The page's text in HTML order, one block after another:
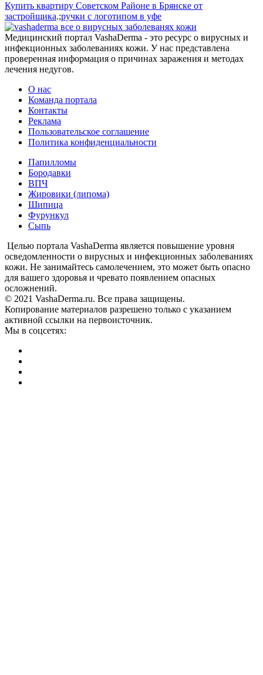
Купить квартиру Советском Районе в Брянске от
застройщика.;ручки с логотипом в уфе
все о вирусных заболеванях кожи
Медицинский портал VashaDerma - это ресурс о вирусных и
инфекционных заболеваниях кожи. У нас представлена
проверенная информация о причинах заражения и методах
лечения недугов.
О нас
Команда портала
Контакты
Реклама
Пользовательское соглашение
Политика конфиденциальности
Папилломы
Бородавки
ВПЧ
Жировики (липома)
Шипица
Фурункул
Сыпь
Целью портала VashaDerma является повышение уровня
осведомленности о вирусных и инфекционных заболеваниях
кожи. Не занимайтесь самолечением, это может быть опасно
для вашего здоровья и чревато появлением опасных
осложнений.
© 2021 VashaDerma.ru. Все права защищены.
Копирование материалов разрешено только с указанием
активной ссылки на первоисточник.
Мы в соцсетях: